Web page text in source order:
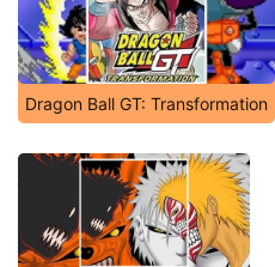
Dragon Ball GT: Transformation